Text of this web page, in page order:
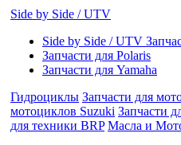
Side by Side / UTV
Side by Side / UTV
Запчасти для Polaris
Запчасти для Yamaha
Гидроциклы Запчасти для
мотоциклов Suzuki Запчасти
для техники BRP Масла и